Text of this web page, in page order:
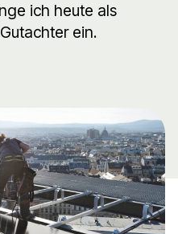
ich heute als
ein.